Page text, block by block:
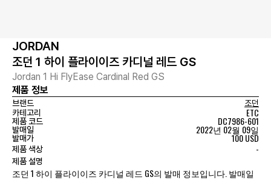
JORDAN
조던 1 하이 플라이이즈 카디널 레드 GS
Jordan 1 Hi FlyEase Cardinal Red GS
제품 정보
브랜드
조던
카테고리
ETC
제품 코드 DC7986-601
발매일 2022년 02월 09일
발매가 100 USD
제품 색상 -
제품 설명
조던 1 하이 플라이이즈 카디널 레드 GS의 발매 정보입니다. 발매일